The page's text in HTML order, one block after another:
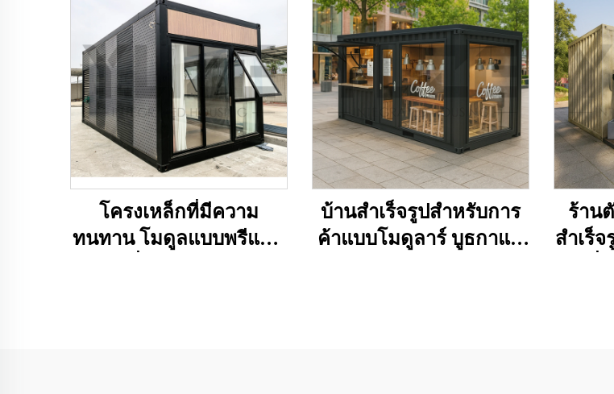
โครงเหล็กที่มีความ
ทนทาน โมดูลแบบพรีแฟบ
บ้านสำเร็จรูปสำหรับการ
ค้าแบบโมดูลาร์ บูธกาแฟ
ร้าน
สำเร็